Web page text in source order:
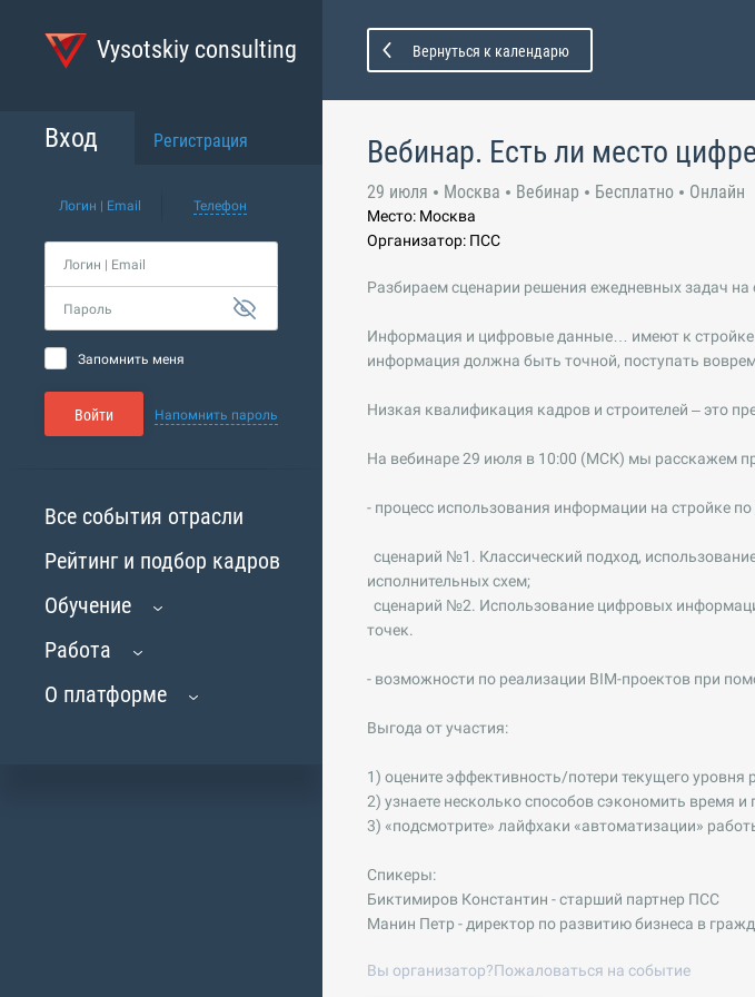
Vysotskiy consulting
Вход Регистрация
Логин | Email Телефон
Логин | Email
Пароль
Запомнить меня
Войти Напомнить пароль
Все события отрасли
Рейтинг и подбор кадров
Обучение
Работа
О платформе
Вернуться к календарю
Вебинар. Есть ли место
29 июля Москва Вебинар Бесплатно Онлайн
Место: Москва
Организатор: ПСС
Разбираем сценарии решения ежедневных задач
Информация и цифровые данные… имеют к стройке
информация должна быть точной, поступать
Низкая квалификация кадров и строителей – это
На вебинаре 29 июля в 10:00 (МСК) мы расскажем
- процесс использования информации на стройке
сценарий №1. Классический подход,
исполнительных схем;
сценарий №2. Использование цифровых
точек.
- возможности по реализации BIM-проектов при
Выгода от участия:
1) оцените эффективность/потери текущего
2) узнаете несколько способов сэкономить время
3) «подсмотрите» лайфхаки «автоматизации»
Спикеры:
Биктимиров Константин - старший партнер ПСС
Манин Петр - директор по развитию бизнеса в
Вы организатор?Пожаловаться на событие